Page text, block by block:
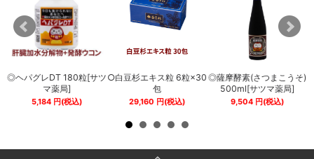
◎ヘパグレDT 180粒[サツ
マ薬局]
5,184円(税込)
○白豆杉エキス粒 6粒×30
包
29,160 円(税込)
◎薩摩酵素(さつまこうそ)
500ml[サツマ薬局]
9,504 円(税込)